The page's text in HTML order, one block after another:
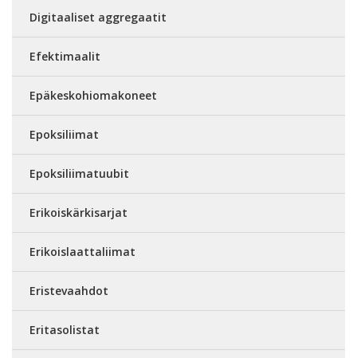
Digitaaliset aggregaatit
Efektimaalit
Epäkeskohiomakoneet
Epoksiliimat
Epoksiliimatuubit
Erikoiskärkisarjat
Erikoislaattaliimat
Eristevaahdot
Eritasolistat